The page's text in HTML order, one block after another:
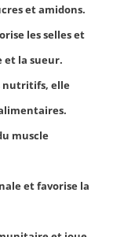
et amidons.
les selles et
et la sueur.
nutritifs, elle
muscle
et favorise la